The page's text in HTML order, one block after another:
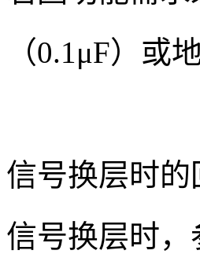
（0.1μF）或
信号换层时
信号换层时